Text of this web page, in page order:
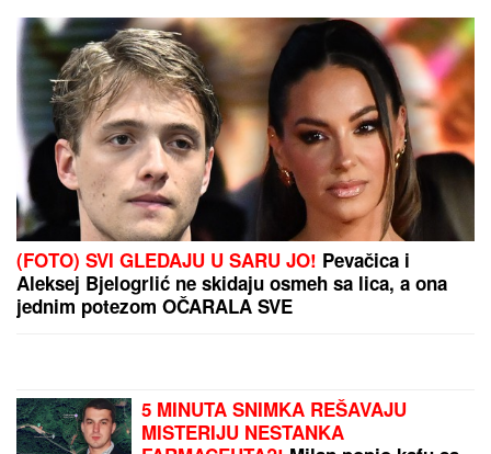
OMALOVAŽAVAO godinama, ona ga
ostavila i SREĆU NAŠLA SA 18
GODINA MLAĐIM